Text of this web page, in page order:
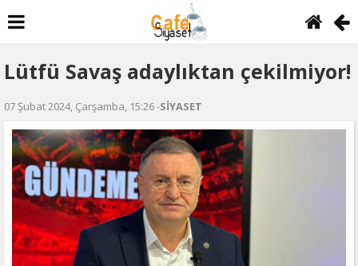
Lütfü Savaş adaylıktan çekilmiyor!
07 Şubat 2024, Çarşamba, 15:26 -SİYASET